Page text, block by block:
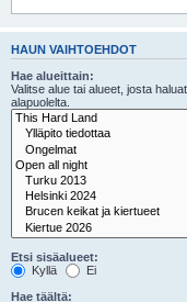
HAUN VAIHTOEHDOT
Hae alueittain:
Valitse alue tai alueet, josta
alapuolelta.
Etsi sisäalueet:
Kyllä
Ei
Hae täältä: